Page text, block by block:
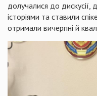
долучалися до дискусії,
історіями та ставили
отримали вичерпні й